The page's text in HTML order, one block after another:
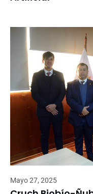
Mayo 27, 2025